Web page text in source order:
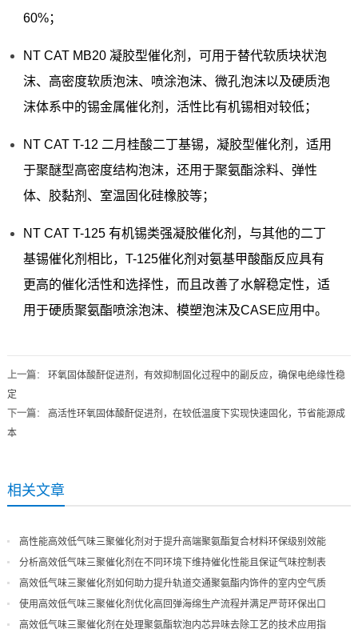
60%；
NT CAT MB20 凝胶型催化剂，可用于替代软质块状泡
沫、高密度软质泡沫、喷涂泡沫、微孔泡沫以及硬质泡
沫体系中的锡金属催化剂，活性比有机锡相对较低；
NT CAT T-12 二月桂酸二丁基锡，凝胶型催化剂，适用
于聚醚型高密度结构泡沫，还用于聚氨酯涂料、弹性
体、胶黏剂、室温固化硅橡胶等；
NT CAT T-125 有机锡类强凝胶催化剂，与其他的二丁
基锡催化剂相比，T-125催化剂对氨基甲酸酯反应具有
更高的催化活性和选择性，而且改善了水解稳定性，适
用于硬质聚氨酯喷涂泡沫、模塑泡沫及CASE应用中。
上一篇： 环氧固体酸酐促进剂，有效抑制固化过程中的副反应，确保电绝缘性稳
定
下一篇： 高活性环氧固体酸酐促进剂，在较低温度下实现快速固化，节省能源成
本
相关文章
高性能高效低气味三聚催化剂对于提升高端聚氨酯复合材料环保级别效能
分析高效低气味三聚催化剂在不同环境下维持催化性能且保证气味控制表
现
高效低气味三聚催化剂如何助力提升轨道交通聚氨酯内饰件的室内空气质
量
使用高效低气味三聚催化剂优化高回弹海绵生产流程并满足严苛环保出口
高效低气味三聚催化剂在处理聚氨酯软泡内芯异味去除工艺的技术应用指